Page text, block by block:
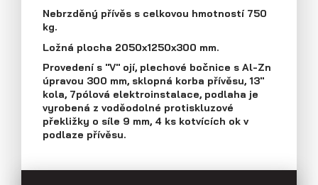
Kariéra
Navštivte nás
Průmyslová 2081, 594 01 Velké Meziříčí
Tel: +420 566 653 311
Fax: +420 566 653 368
E-mail: obchod@agados.cz
Přívěsy s koly vedle ložné plochy
(plechové bočnice)
Nebrzděný přívěs s celkovou hmotností 750
kg.
Ložná plocha 2050x1250x300 mm.
Provedení s "V" ojí, plechové bočnice s Al-Zn
úpravou 300 mm, sklopná korba přívěsu, 13"
kola, 7pólová elektroinstalace, podlaha je
vyrobená z voděodolné protiskluzové
překližky o síle 9 mm, 4 ks kotvících ok v
podlaze přívěsu.